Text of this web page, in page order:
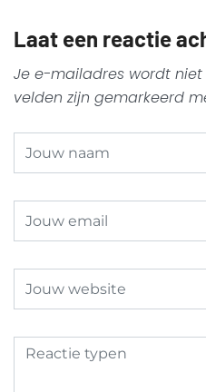
Laat een reactie
Je e-mailadres wordt
velden zijn gemarkeerd